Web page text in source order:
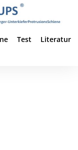
Test
Lite­ra­tur